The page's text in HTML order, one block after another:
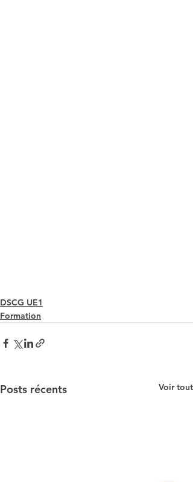
DSCG UE1
Formation
Posts récents Voir tout